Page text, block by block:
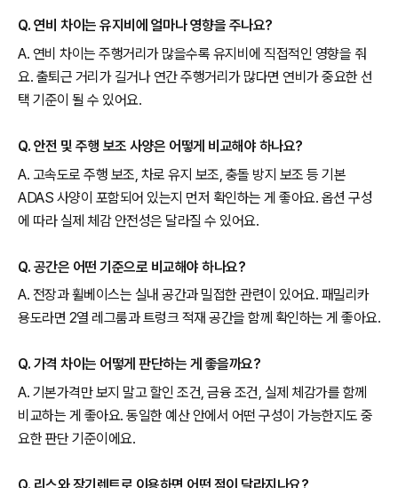
Q. 연비 차이는 유지비에 얼마나 영향을 주나요?
A. 연비 차이는 주행거리가 많을수록 유지비에 직접적인 영향을 줘
요. 출퇴근 거리가 길거나 연간 주행거리가 많다면 연비가 중요한 선
택 기준이 될 수 있어요.
Q. 안전 및 주행 보조 사양은 어떻게 비교해야 하나요?
A. 고속도로 주행 보조, 차로 유지 보조, 충돌 방지 보조 등 기본
ADAS 사양이 포함되어 있는지 먼저 확인하는 게 좋아요. 옵션 구성
에 따라 실제 체감 안전성은 달라질 수 있어요.
Q. 공간은 어떤 기준으로 비교해야 하나요?
A. 전장과 휠베이스는 실내 공간과 밀접한 관련이 있어요. 패밀리카
용도라면 2열 레그룸과 트렁크 적재 공간을 함께 확인하는 게 좋아요.
Q. 가격 차이는 어떻게 판단하는 게 좋을까요?
A. 기본가격만 보지 말고 할인 조건, 금융 조건, 실제 체감가를 함께
비교하는 게 좋아요. 동일한 예산 안에서 어떤 구성이 가능한지도 중
요한 판단 기준이에요.